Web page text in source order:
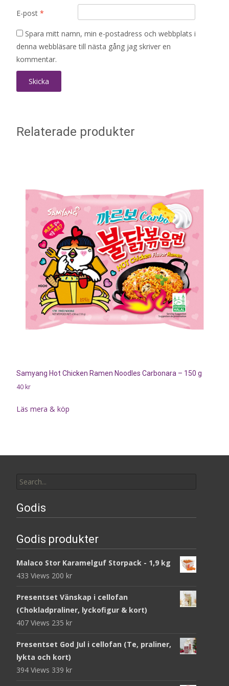
E-post *
Spara mitt namn, min e-postadress och webbplats i
denna webbläsare till nästa gång jag skriver en
kommentar.
Relaterade produkter
Samyang Hot Chicken Ramen Noodles Carbonara – 150 g
40 kr
Läs mera & köp
for:
Godis
Godis produkter
Malaco Stor Karamelguf Storpack - 1,9 kg
433 Views 200 kr
Presentset Vänskap i cellofan
(Chokladpraliner, lyckofigur & kort)
407 Views 235 kr
Presentset God Jul i cellofan (Te, praliner,
lykta och kort)
394 Views 339 kr